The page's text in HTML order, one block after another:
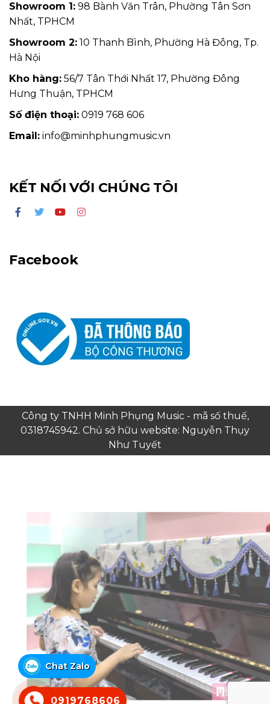
Showroom 1: 98 Bành Văn Trân, Phường Tân Sơn
Nhất, TPHCM
Showroom 2: 10 Thanh Bình, Phường Hà Đông, Tp.
Hà Nội
Kho hàng: 56/7 Tân Thới Nhất 17, Phường Đông
Hưng Thuận, TPHCM
Số điện thoại: 0919 768 606
Email: info@minhphungmusic.vn
KẾT NỐI VỚI CHÚNG TÔI
Facebook
Công ty TNHH Minh Phụng Music - mã số thuế,
0318745942. Chủ sở hữu website: Nguyễn Thụy
Như Tuyết
0919768606
Chat Zalo